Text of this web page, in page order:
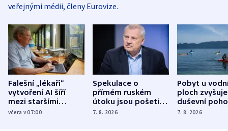
veřejnými médii, členy Eurovize.
Falešní „lékaři“
vytvoření AI šíří
mezi staršími
Poláky nebezpečné
včera v 07:00
Spekulace o
přímém ruském
útoku jsou pošetilé,
míní estonský
7. 8. 2026
Pobyt u
ploch zvyšuje
duševní
ukázala
7. 8. 2026